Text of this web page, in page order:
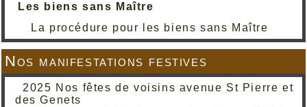
Les biens sans Maître
La procédure pour les biens sans Maître
Nos manifestations festives
2025 Nos fêtes de voisins avenue St Pierre et
des Genets